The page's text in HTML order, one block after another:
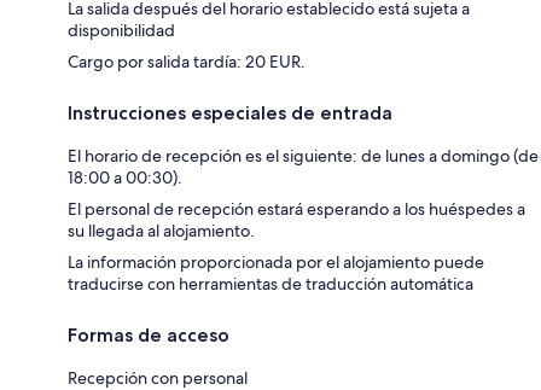
La salida después del horario establecido está sujeta a
disponibilidad
Cargo por salida tardía: 20 EUR.
Instrucciones especiales de entrada
El horario de recepción es el siguiente: de lunes a domingo (de
18:00 a 00:30).
El personal de recepción estará esperando a los huéspedes a
su llegada al alojamiento.
La información proporcionada por el alojamiento puede
traducirse con herramientas de traducción automática
Formas de acceso
Recepción con personal